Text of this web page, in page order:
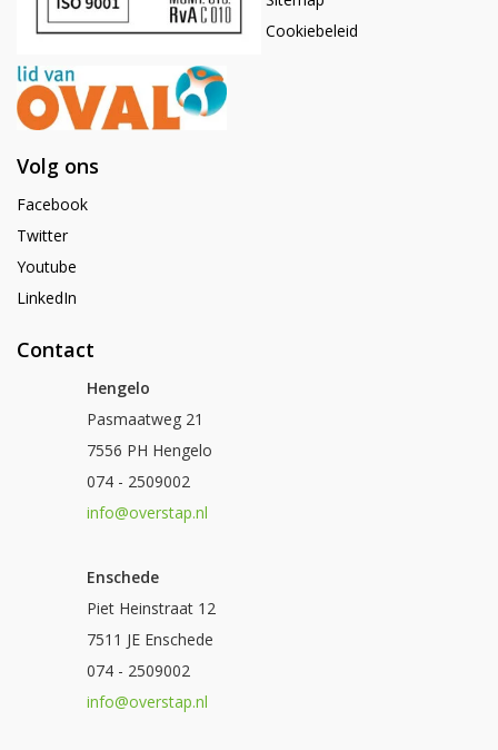
Cookiebeleid
Volg ons
Facebook
Twitter
Youtube
LinkedIn
Contact
Hengelo
Pasmaatweg 21
7556 PH Hengelo
074 - 2509002
info@overstap.nl
Enschede
Piet Heinstraat 12
7511 JE Enschede
074 - 2509002
info@overstap.nl